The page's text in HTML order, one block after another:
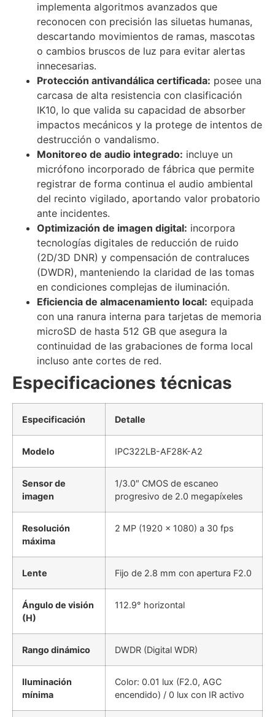
implementa algoritmos avanzados que
reconocen con precisión las siluetas humanas,
descartando movimientos de ramas, mascotas
o cambios bruscos de luz para evitar alertas
innecesarias.
Protección antivandálica certificada: posee una
carcasa de alta resistencia con clasificación
IK10, lo que valida su capacidad de absorber
impactos mecánicos y la protege de intentos de
destrucción o vandalismo.
Monitoreo de audio integrado: incluye un
micrófono incorporado de fábrica que permite
registrar de forma continua el audio ambiental
del recinto vigilado, aportando valor probatorio
ante incidentes.
Optimización de imagen digital: incorpora
tecnologías digitales de reducción de ruido
(2D/3D DNR) y compensación de contraluces
(DWDR), manteniendo la claridad de las tomas
en condiciones complejas de iluminación.
Eficiencia de almacenamiento local: equipada
con una ranura interna para tarjetas de memoria
microSD de hasta 512 GB que asegura la
continuidad de las grabaciones de forma local
incluso ante cortes de red.
Especificaciones técnicas
Especificación Detalle
Modelo IPC322LB-AF28K-A2
Sensor de
imagen
1/3.0″ CMOS de escaneo
progresivo de 2.0 megapíxeles
Resolución
máxima
2 MP (1920 x 1080) a 30 fps
Lente Fijo de 2.8 mm con apertura F2.0
Ángulo de visión
(H)
112.9° horizontal
Rango dinámico DWDR (Digital WDR)
Iluminación
mínima
Color: 0.01 lux (F2.0, AGC
encendido) / 0 lux con IR activo